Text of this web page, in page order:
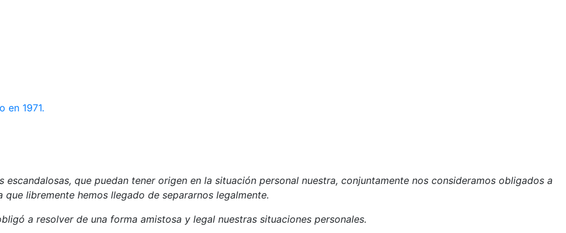
en 1971.
que puedan tener origen en la situación personal nuestra, conjuntamente nos consideramos obligados a
libremente hemos llegado de separarnos legalmente.
a resolver de una forma amistosa y legal nuestras situaciones personales.